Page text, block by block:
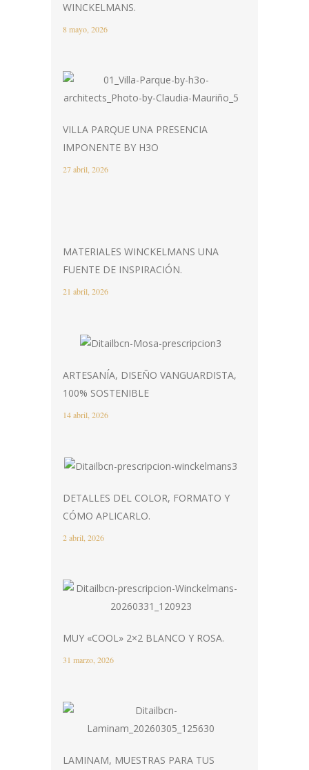
WINCKELMANS.
8 mayo, 2026
VILLA PARQUE UNA PRESENCIA
IMPONENTE BY H3O
27 abril, 2026
MATERIALES WINCKELMANS UNA
FUENTE DE INSPIRACIÓN.
21 abril, 2026
ARTESANÍA, DISEÑO VANGUARDISTA,
100% SOSTENIBLE
14 abril, 2026
DETALLES DEL COLOR, FORMATO Y
CÓMO APLICARLO.
2 abril, 2026
MUY «COOL» 2×2 BLANCO Y ROSA.
31 marzo, 2026
LAMINAM, MUESTRAS PARA TUS